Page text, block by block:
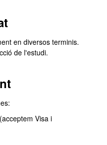
en diversos terminis.
de l'estudi.
Visa i